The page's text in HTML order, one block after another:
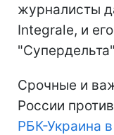
журналисты
Integrale, и
Срочные и
России
РБК-Украина